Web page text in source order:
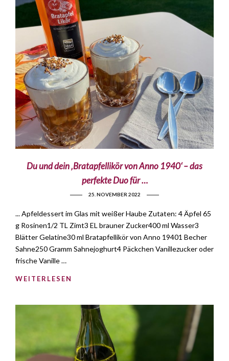
Du und dein ‚Bratapfellikör von Anno 1940‘ – das
perfekte Duo für …
25. NOVEMBER 2022
... Apfeldessert im Glas mit weißer Haube Zutaten: 4 Äpfel 65
g Rosinen1/2 TL Zimt3 EL brauner Zucker400 ml Wasser3
Blätter Gelatine30 ml Bratapfellikör von Anno 19401 Becher
Sahne250 Gramm Sahnejoghurt4 Päckchen Vanillezucker oder
frische Vanille …
WEITERLESEN